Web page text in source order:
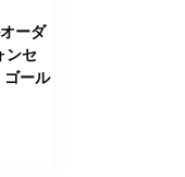
ーダ
ンセ
ール